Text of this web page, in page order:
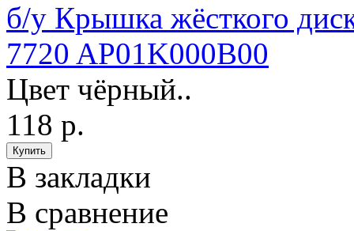
б/у Крышка жёсткого
7720 AP01K000B00
Цвет чёрный..
118 р.
В закладки
В сравнение